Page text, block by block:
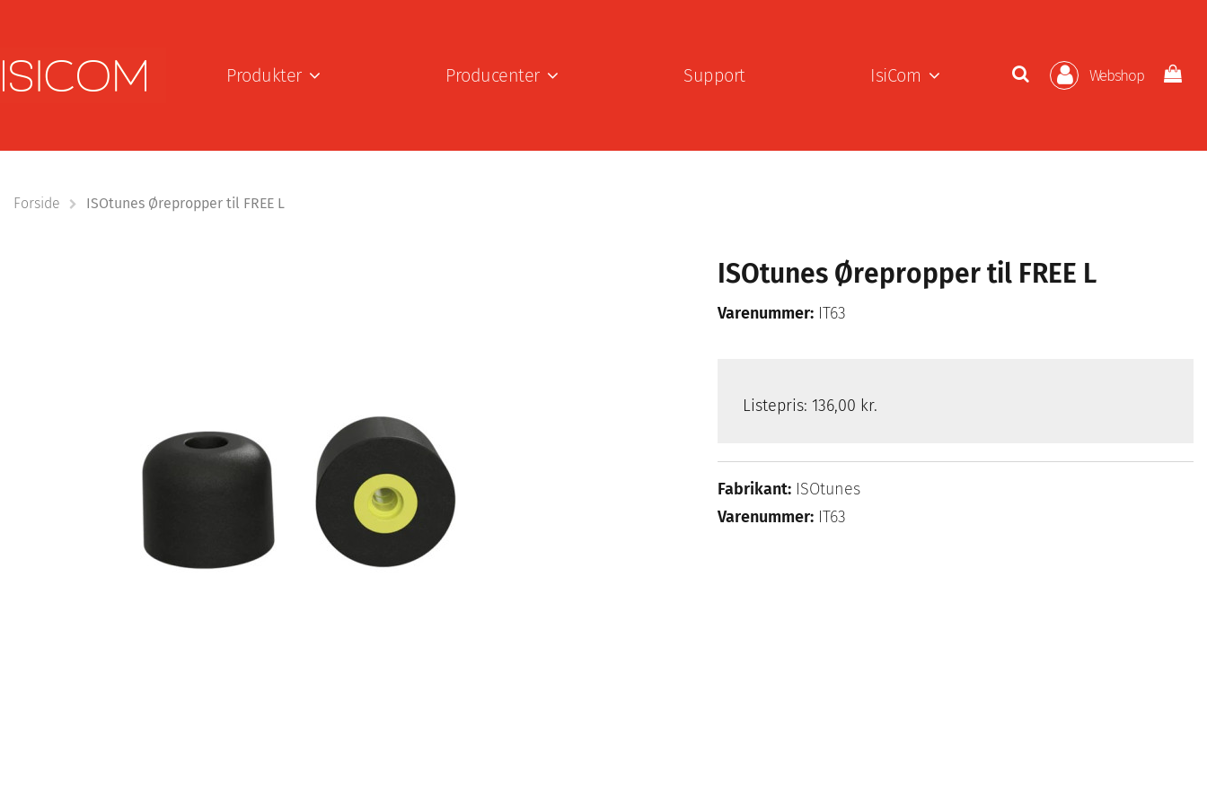
Produkter Producenter Support IsiCom Webshop
Forside ISOtunes Ørepropper til FREE L
ISOtunes Ørepropper til FREE L
Varenummer: IT63
Listepris: 136,00 kr.
Fabrikant: ISOtunes
Varenummer: IT63